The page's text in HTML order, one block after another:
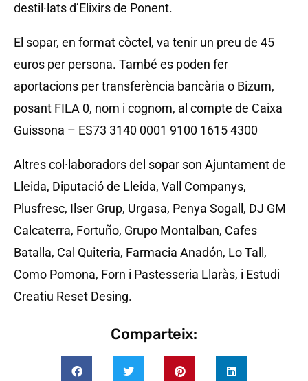
destil·lats d’Elixirs de Ponent.
El sopar, en format còctel, va tenir un preu de 45
euros per persona. També es poden fer
aportacions per transferència bancària o Bizum,
posant FILA 0, nom i cognom, al compte de Caixa
Guissona – ES73 3140 0001 9100 1615 4300
Altres col·laboradors del sopar son Ajuntament de
Lleida, Diputació de Lleida, Vall Companys,
Plusfresc, Ilser Grup, Urgasa, Penya Sogall, DJ GM
Calcaterra, Fortuño, Grupo Montalban, Cafes
Batalla, Cal Quiteria, Farmacia Anadón, Lo Tall,
Como Pomona, Forn i Pastesseria Llaràs, i Estudi
Creatiu Reset Desing.
Comparteix: